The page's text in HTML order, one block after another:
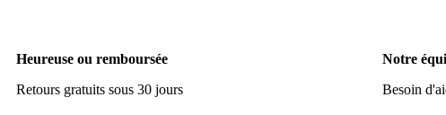
Heureuse ou remboursée
Retours gratuits sous 30 jours
Notre
Besoin